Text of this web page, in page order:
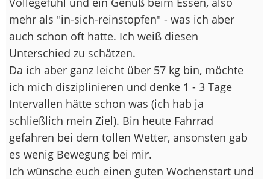
mehr als "in-sich-reinstopfen" - was ich aber
auch schon oft hatte. Ich weiß diesen
Unterschied zu schätzen.
Da ich aber ganz leicht über 57 kg bin, möchte
ich mich disziplinieren und denke 1 - 3 Tage
Intervallen hätte schon was (ich hab ja
schließlich mein Ziel). Bin heute Fahrrad
gefahren bei dem tollen Wetter, ansonsten gab
es wenig Bewegung bei mir.
Ich wünsche euch einen guten Wochenstart und